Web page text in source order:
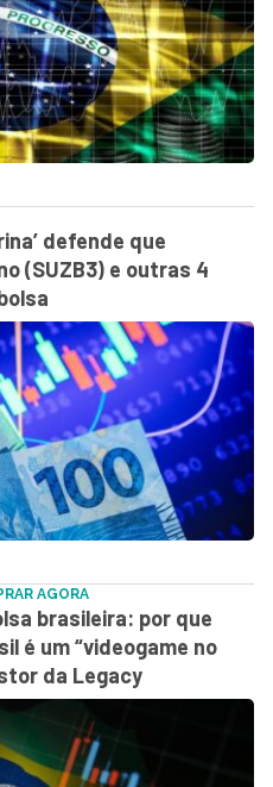
defende que
(SUZB3) e outras 4
AGORA
brasileira: por que
é um “videogame no
da Legacy